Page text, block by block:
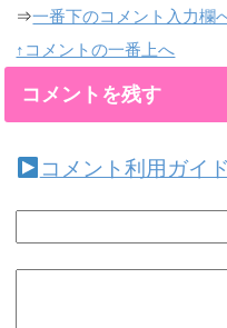
⇒一番下のコメント入力欄
↑コメントの一番上へ
コメントを残す
コメント利用ガイ